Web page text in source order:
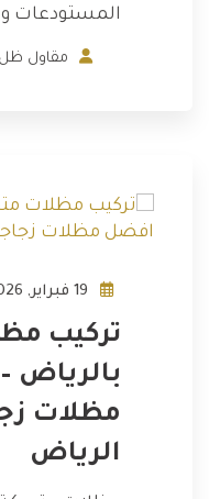
المستودعات
مقاول ظل
تركيب
مظلات
الرياض